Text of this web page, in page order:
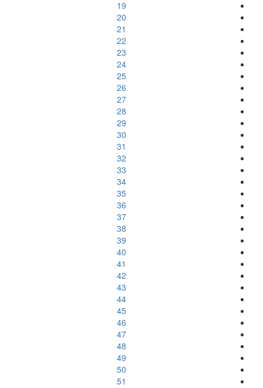
19
20
21
22
23
24
25
26
27
28
29
30
31
32
33
34
35
36
37
38
39
40
41
42
43
44
45
46
47
48
49
50
51